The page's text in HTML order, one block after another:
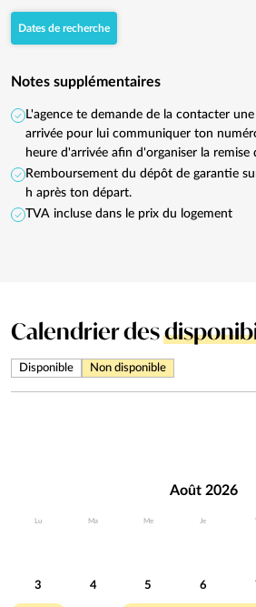
Dates de recherche
Notes supplémentaires
L'agence te demande de la contacter
arrivée pour lui communiquer ton
heure d'arrivée afin d'organiser la remise
Remboursement du dépôt de garantie
h après ton départ.
TVA incluse dans le prix du logement
Calendrier des
Disponible Non disponible
Août 2026
Lu Ma Me Je
3 4 5 6